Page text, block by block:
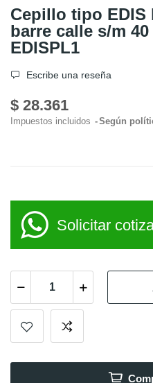
Cepillo tipo EDIS
barre calle s/m
EDISPL1
Escribe una reseña
$ 28.361
Impuestos incluidos Según
Solicitar